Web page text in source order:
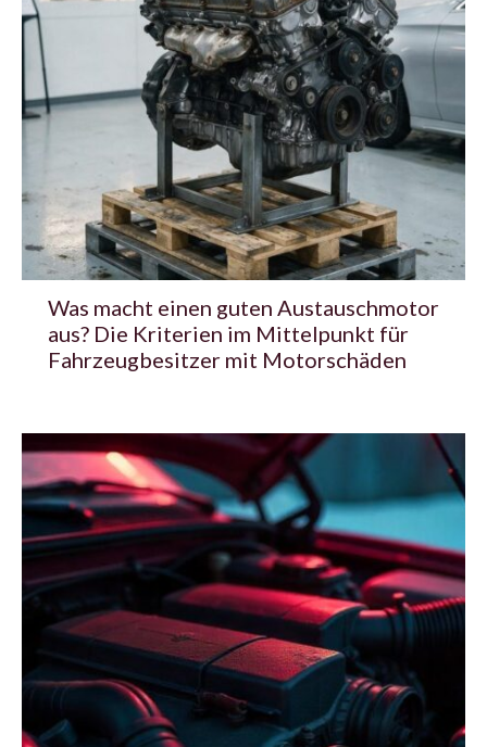
Was macht einen guten Austauschmotor
aus? Die Kriterien im Mittelpunkt für
Fahrzeugbesitzer mit Motorschäden